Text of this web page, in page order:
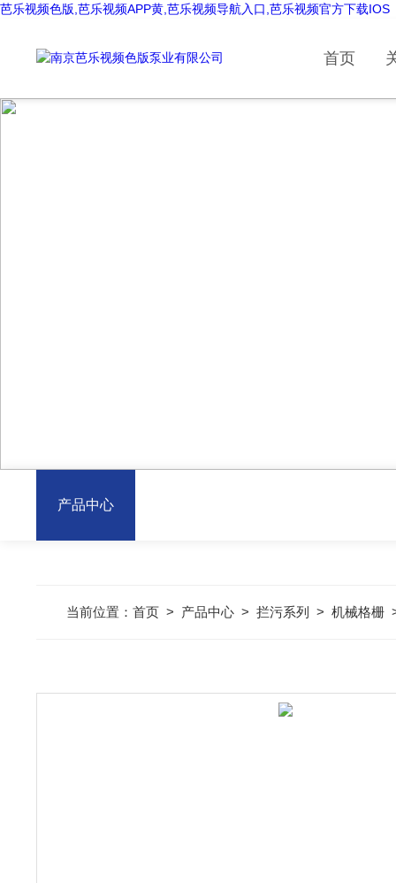
芭乐视频色版,芭乐视频APP黄,芭乐视频导航入口,芭乐视频官方下载IOS
首页
产品中心
当前位置： 首页> 产品中心> 拦污系列 > 机械格栅